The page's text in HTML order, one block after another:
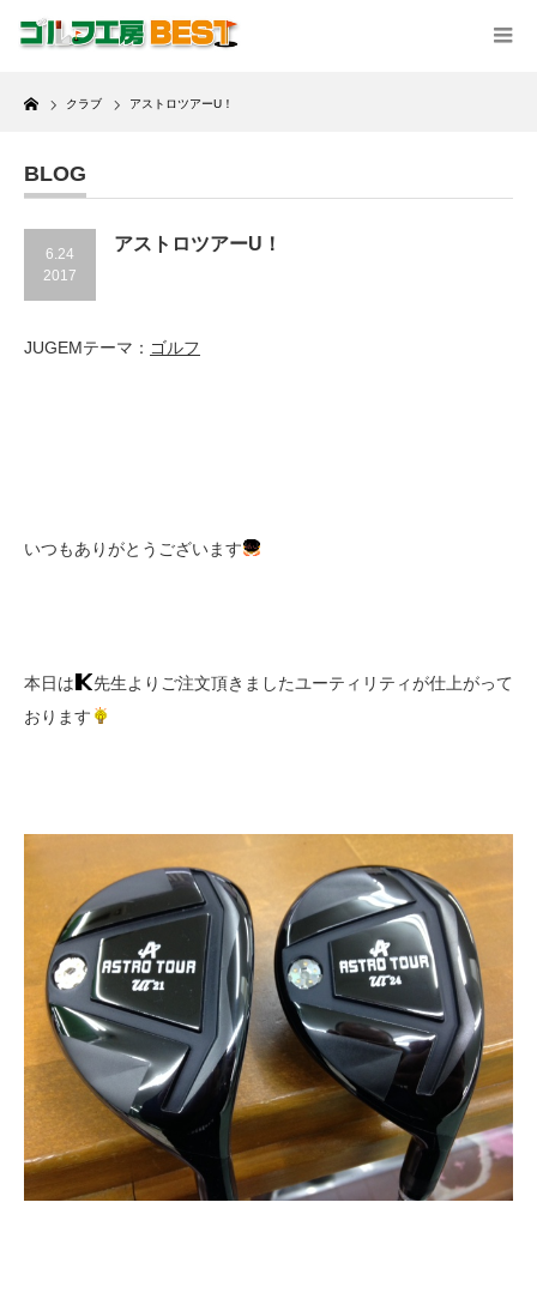
Home
クラブ アストロツアーU！
BLOG
6.24
2017
アストロツアーU！
JUGEMテーマ： ゴルフ
いつもありがとうございます
本日は
先生よりご注文頂きましたユーティリティが仕上がって
おります